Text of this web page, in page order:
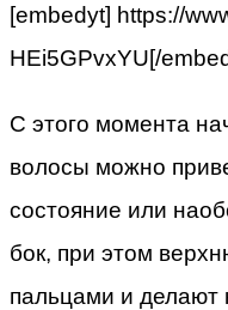
[embedyt] https://
HEi5GPvxYU[/
С этого момента
волосы можно
состояние или
бок, при этом
пальцами и делают